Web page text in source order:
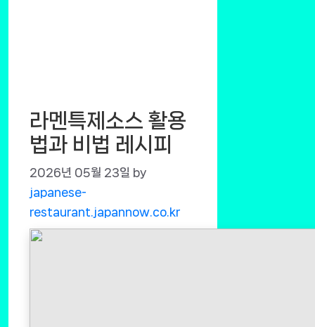
라멘특제소스 활용
법과 비법 레시피
2026년 05월 23일 by
japanese-
restaurant.japannow.co.kr